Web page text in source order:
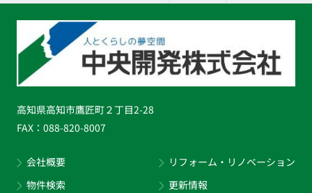
高知県高知市鷹匠町２丁目2-28
FAX： 088-820-8007
会社概要
物件検索
リフォーム・リノベーション
更新情報